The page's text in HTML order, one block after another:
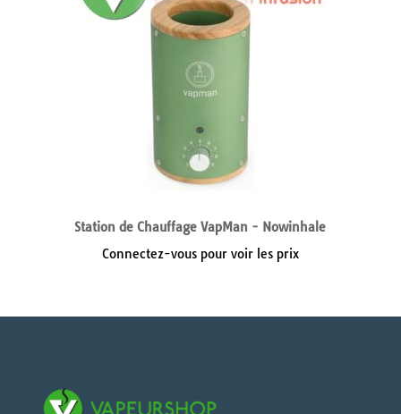
Station de Chauffage VapMan - Nowinhale
Connectez-vous pour voir les prix